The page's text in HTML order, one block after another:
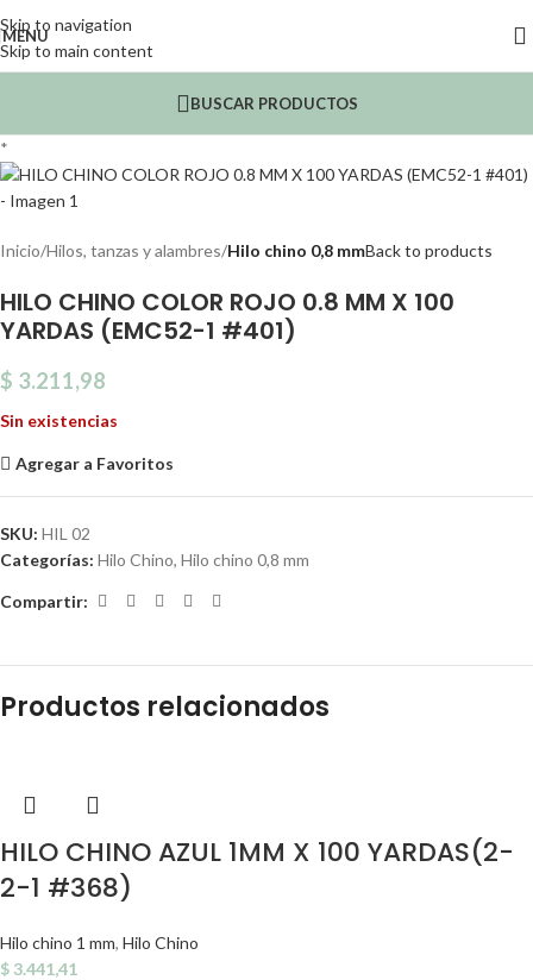
Skip to navigation
Skip to main content
MENU
BUSCAR PRODUCTOS
*
Inicio Hilos, tanzas y alambres Hilo chino 0,8 mmBack to products
HILO CHINO COLOR ROJO 0.8 MM X 100
YARDAS (EMC52-1 #401)
$ 3.211,98
Sin existencias
Agregar a Favoritos
SKU: HIL 02
Categorías: Hilo Chino, Hilo chino 0,8 mm
Compartir:
Productos relacionados
HILO CHINO AZUL 1MM X 100 YARDAS(2-
2-1 #368)
Hilo chino 1 mm, Hilo Chino
$ 3.441,41